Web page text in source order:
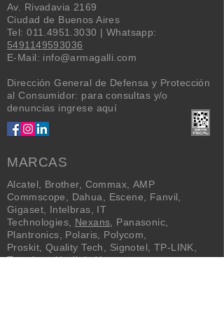
Av. Rivadavia 2169
Ciudad de Buenos Aires
Tel:011.4951.3030 | Whatsapp:
5491149593036
E-Mail: info@armagalli.com
Dirección General de Defensa y Protección
al Consumidor: para consultas y/o
denuncias ingrese aquí
MARCAS
Alcatel Brother, Commax AMP
Commscope
Dahua Escene Fanvil
Gigaset, Intelbras
IT
Technologies
Nexans Panasonic
Plantronics
Polaris Polycom
Proskit, Quality Tech Signotel TP-LINK
Trendnet,Yealink,Yeastar